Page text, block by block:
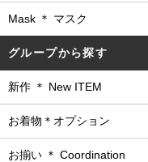
Mask ＊ マスク
グループから探す
新作 ＊ New ITEM
お着物＊オプション
お揃い ＊ Coordination